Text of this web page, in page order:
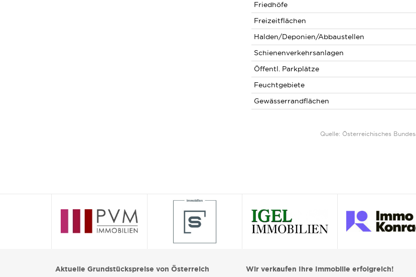
Friedhöfe
Freizeitflächen
Halden/Deponien/Abbaustellen
Schienenverkehrsanlagen
Öffentl. Parkplätze
Feuchtgebiete
Gewässerrandflächen
Quelle: Österreichisches
Aktuelle Grundstückspreise von Österreich Wir verkaufen Ihre Immobilie erfolgreich!